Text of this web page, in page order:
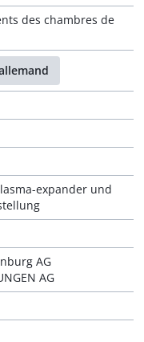
des chambres de
expander und
AG
AG